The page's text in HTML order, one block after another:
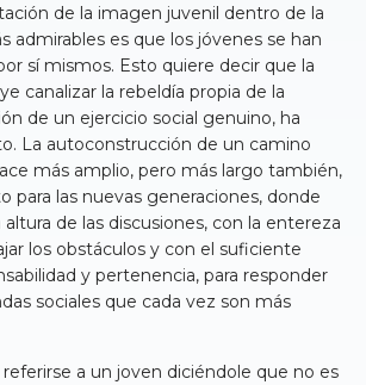
de la imagen juvenil dentro de la
admirables es que los jóvenes se han
sí mismos. Esto quiere decir que la
canalizar la rebeldía propia de la
de un ejercicio social genuino, ha
La autoconstrucción de un camino
más amplio, pero más largo también,
para las nuevas generaciones, donde
de las discusiones, con la entereza
los obstáculos y con el suficiente
y pertenencia, para responder
sociales que cada vez son más
a un joven diciéndole que no es